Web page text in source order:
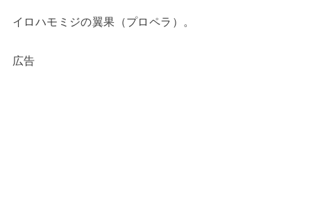
イロハモミジの翼果（プロペラ）。
広告